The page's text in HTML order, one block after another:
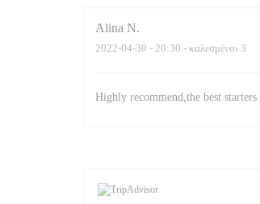
Alina N
2022-04-30 - 20:30 - καλεσμένοι 3
Highly recommend,the best